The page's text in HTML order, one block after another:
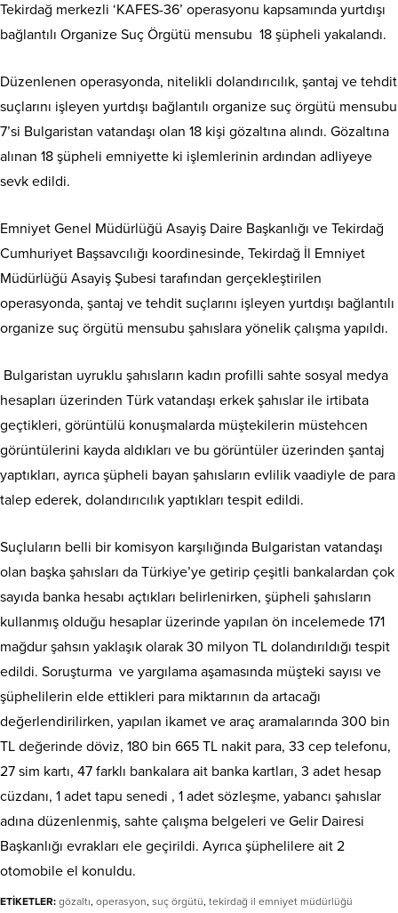
Tekirdağ merkezli ‘KAFES-36’ operasyonu kapsamında yurtdışı
bağlantılı Organize Suç Örgütü mensubu 18 şüpheli yakalandı.
Düzenlenen operasyonda, nitelikli dolandırıcılık, şantaj ve tehdit
suçlarını işleyen yurtdışı bağlantılı organize suç örgütü mensubu
7’si Bulgaristan vatandaşı olan 18 kişi gözaltına alındı. Gözaltına
alınan 18 şüpheli emniyette ki işlemlerinin ardından adliyeye
sevk edildi.
Emniyet Genel Müdürlüğü Asayiş Daire Başkanlığı ve Tekirdağ
Cumhuriyet Başsavcılığı koordinesinde, Tekirdağ İl Emniyet
Müdürlüğü Asayiş Şubesi tarafından gerçekleştirilen
operasyonda, şantaj ve tehdit suçlarını işleyen yurtdışı bağlantılı
organize suç örgütü mensubu şahıslara yönelik çalışma yapıldı.
Bulgaristan uyruklu şahısların kadın profilli sahte sosyal medya
hesapları üzerinden Türk vatandaşı erkek şahıslar ile irtibata
geçtikleri, görüntülü konuşmalarda müştekilerin müstehcen
görüntülerini kayda aldıkları ve bu görüntüler üzerinden şantaj
yaptıkları, ayrıca şüpheli bayan şahısların evlilik vaadiyle de para
talep ederek, dolandırıcılık yaptıkları tespit edildi.
Suçluların belli bir komisyon karşılığında Bulgaristan vatandaşı
olan başka şahısları da Türkiye’ye getirip çeşitli bankalardan çok
sayıda banka hesabı açtıkları belirlenirken, şüpheli şahısların
kullanmış olduğu hesaplar üzerinde yapılan ön incelemede 171
mağdur şahsın yaklaşık olarak 30 milyon TL dolandırıldığı tespit
edildi. Soruşturma ve yargılama aşamasında müşteki sayısı ve
şüphelilerin elde ettikleri para miktarının da artacağı
değerlendirilirken, yapılan ikamet ve araç aramalarında 300 bin
TL değerinde döviz, 180 bin 665 TL nakit para, 33 cep telefonu,
27 sim kartı, 47 farklı bankalara ait banka kartları, 3 adet hesap
cüzdanı, 1 adet tapu senedi , 1 adet sözleşme, yabancı şahıslar
adına düzenlenmiş, sahte çalışma belgeleri ve Gelir Dairesi
Başkanlığı evrakları ele geçirildi. Ayrıca şüphelilere ait 2
otomobile el konuldu.
ETİKETLER: gözaltı, operasyon, suç örgütü, tekirdağ il emniyet müdürlüğü